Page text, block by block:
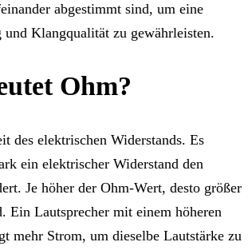
abgestimmt sind, um eine
Klangqualität zu gewährleisten.
Ohm?
des elektrischen Widerstands. Es
ein elektrischer Widerstand den
Je höher der Ohm-Wert, desto größer
Ein Lautsprecher mit einem höheren
mehr Strom, um dieselbe Lautstärke zu